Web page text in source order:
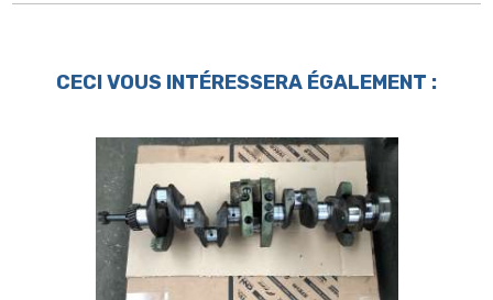
CECI VOUS INTÉRESSERA ÉGALEMENT :